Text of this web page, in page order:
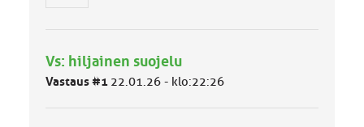
ä
Vs: hiljainen suojelu
Vastaus #1 22.01.26 - klo:22:26